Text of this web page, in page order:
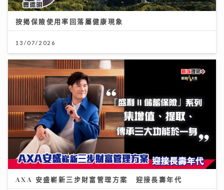
按揭保險使用率回落屬健康現象
13/07/2026
AXA 安盛嶄新三步財富管理方案 迎接長壽年代